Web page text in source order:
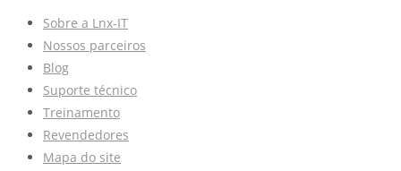
Sobre a Lnx-IT
Nossos parceiros
Blog
Suporte técnico
Treinamento
Revendedores
Mapa do site